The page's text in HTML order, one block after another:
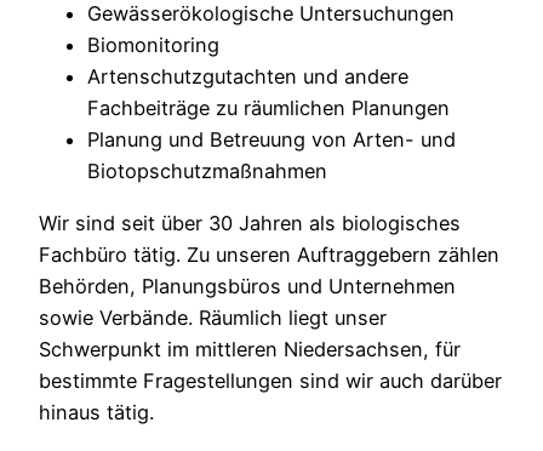
Gewässerökologische Untersuchungen
Biomonitoring
Artenschutzgutachten und andere
Fachbeiträge zu räumlichen Planungen
Planung und Betreuung von Arten- und
Biotopschutzmaßnahmen
Wir sind seit über 30 Jahren als biologisches
Fachbüro tätig. Zu unseren Auftraggebern zählen
Behörden, Planungsbüros und Unternehmen
sowie Verbände. Räumlich liegt unser
Schwerpunkt im mittleren Niedersachsen, für
bestimmte Fragestellungen sind wir auch darüber
hinaus tätig.